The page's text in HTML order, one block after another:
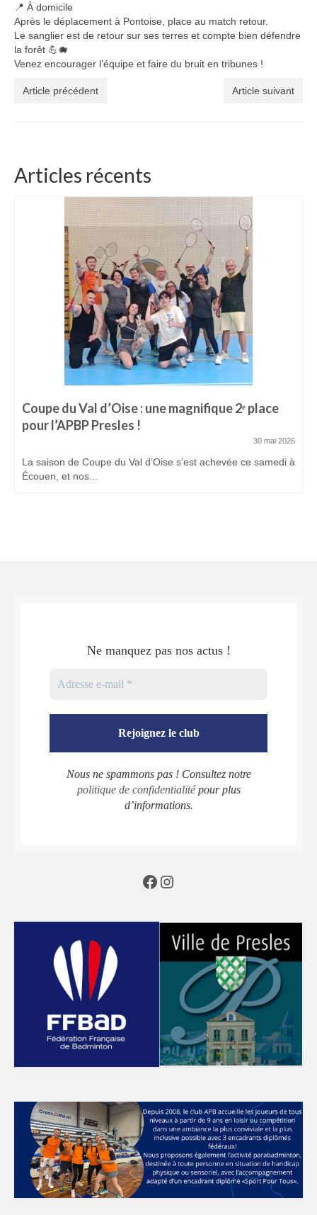
📍 À domicile
Après le déplacement à Pontoise, place au match retour.
Le sanglier est de retour sur ses terres et compte bien défendre
la forêt 💪🐗
Venez encourager l’équipe et faire du bruit en tribunes !
Article précédent Article suivant
Articles récents
Coupe du Val d’Oise : une magnifique 2ᵉ place
pour l’APBP Presles !
30 mai 2026
La saison de Coupe du Val d’Oise s’est achevée ce samedi à
Écouen, et nos...
Ne manquez pas nos actus !
Nous ne spammons pas ! Consultez notre
politique de confidentialitépour plus
d’informations.
Facebook
Instagram